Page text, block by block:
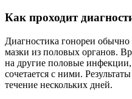
Как проходит
Диагностика гонореи
мазки из половых органов.
на другие половые инфекции,
сочетается с ними.
течение нескольких дней.